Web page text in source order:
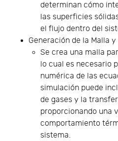
determinan cómo
las superficies
el flujo dentro del
Generación de la Malla
Se crea una malla
lo cual es necesario
numérica de las
simulación puede
de gases y la
proporcionando una
comportamiento
sistema.